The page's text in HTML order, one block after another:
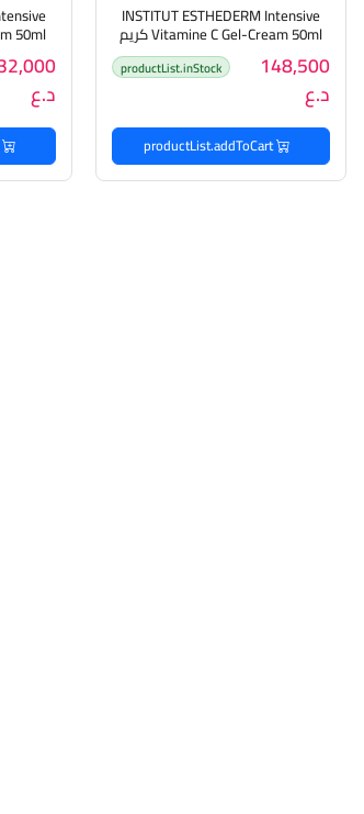
INSTITUT ESTHEDERM Intensive
Vitamine C Gel-Cream 50ml كريم
الفايتمن سي المكثف للبشرة
148,500
د.ع
productList.inStock
productList.addToCart
د.ع
productList.addToCart